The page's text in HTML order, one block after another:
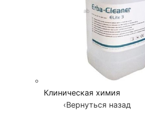
Клиническая химия
‹Вернуться назад